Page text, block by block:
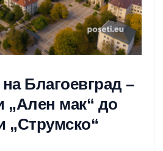
Благоевград –
„Ален мак“ до
„Струмско“